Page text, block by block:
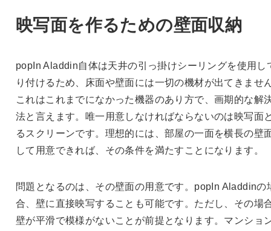
映写面を作るための壁面収納
popIn Aladdin自体は天井の引っ掛けシーリングを使用し
り付けるため、床面や壁面には一切の機材が出てきませ
これはこれまでになかった機器のあり方で、画期的な解
法と言えます。唯一用意しなければならないのは映写面
るスクリーンです。理想的には、部屋の一面を横長の壁
して用意できれば、その条件を満たすことになります。
問題となるのは、その壁面の用意です。popIn Aladdinの
合、壁に直接映写することも可能です。ただし、その場
壁が平滑で模様がないことが前提となります。マンショ